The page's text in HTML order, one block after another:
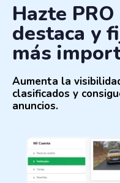
Hazte
destaca y
más
Aumenta la
clasificados y
anuncios.